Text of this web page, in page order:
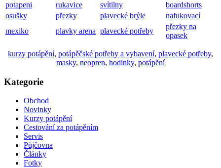
potapeni
rukavice svítilny
boardshorts
osušky
přezky plavecké brýle
nafukovací
mexiko
plavky arena plavecké potřeby
přezky na
opasek
kurzy potápění, potápěčské potřeby a vybavení, plavecké potřeby,
masky, neopren, hodinky, potápění
Kategorie
Obchod
Novinky
Kurzy potápění
Cestování za potápěním
Servis
Půjčovna
Články
Fotky